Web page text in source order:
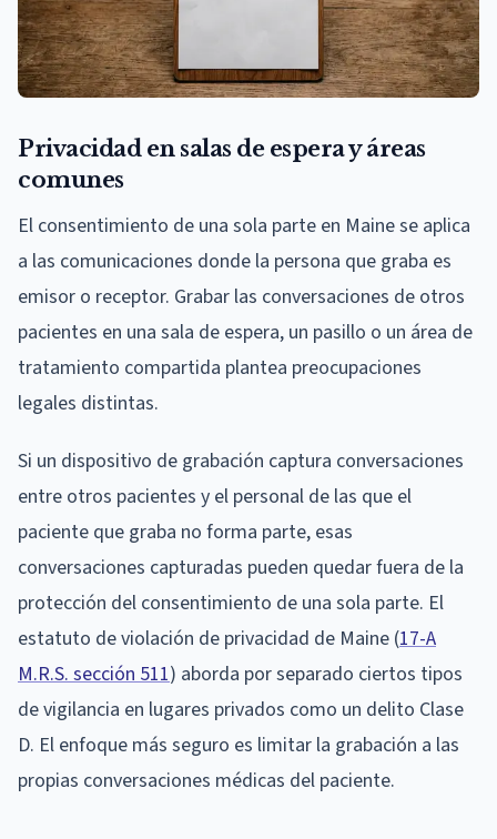
Privacidad en salas de espera y áreas
comunes
El consentimiento de una sola parte en Maine se aplica
a las comunicaciones donde la persona que graba es
emisor o receptor. Grabar las conversaciones de otros
pacientes en una sala de espera, un pasillo o un área de
tratamiento compartida plantea preocupaciones
legales distintas.
Si un dispositivo de grabación captura conversaciones
entre otros pacientes y el personal de las que el
paciente que graba no forma parte, esas
conversaciones capturadas pueden quedar fuera de la
protección del consentimiento de una sola parte. El
estatuto de violación de privacidad de Maine (17-A
M.R.S. sección 511) aborda por separado ciertos tipos
de vigilancia en lugares privados como un delito Clase
D. El enfoque más seguro es limitar la grabación a las
propias conversaciones médicas del paciente.